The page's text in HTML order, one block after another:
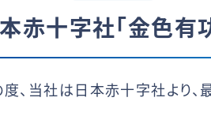
赤十字社「金色有
度、当社は日本赤十字社より、